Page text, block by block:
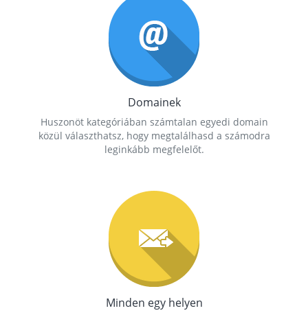
Domainek
Huszonöt kategóriában számtalan egyedi domain
közül választhatsz, hogy megtalálhasd a számodra
leginkább megfelelőt.
Minden egy helyen